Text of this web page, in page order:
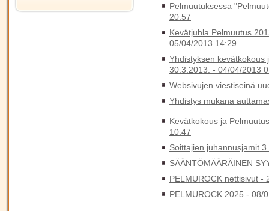
Pelmuutuksessa
20:57
Kevätjuhla Pelmuutus
05/04/2013 14:29
Yhdistyksen kevätkokous
30.3.2013. - 04/04/2013
Websivujen viestiseinä
Yhdistys mukana
Kevätkokous ja
10:47
Soittajien juhannusjamit
SÄÄNTÖMÄÄRÄINEN
PELMUROCK nettisivut -
PELMUROCK 2025 - 08/